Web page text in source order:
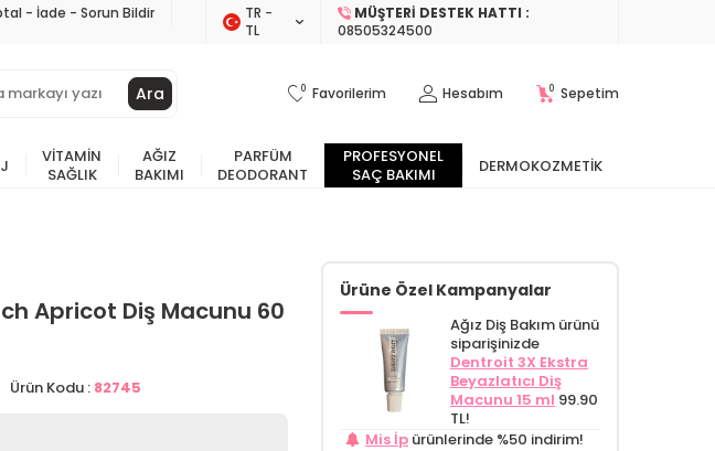
- İade - Sorun Bildir
TR −
TL
MÜŞTERI DESTEK HATTI :
08505324500
Ara 0 Favorilerim Hesabım 0 Sepetim
VITAMIN
SAĞLIK
AĞIZ
BAKIMI
PARFÜM
DEODORANT
PROFESYONEL
SAÇ BAKIMI
DERMOKOZMETIK
Apricot Diş Macunu 60
Ürün Kodu : 82745
Ürüne Özel Kampanyalar
Ağız Diş Bakım ürünü
siparişinizde
Dentroit 3X Ekstra
Beyazlatıcı Diş
Macunu 15 ml 99.90
TL!
Mis İp ürünlerinde %50 indirim!